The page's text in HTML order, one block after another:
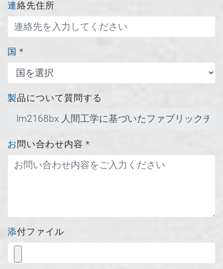
連絡先住所
*
製品について質問する
お問い合わせ内容 *
添付ファイル